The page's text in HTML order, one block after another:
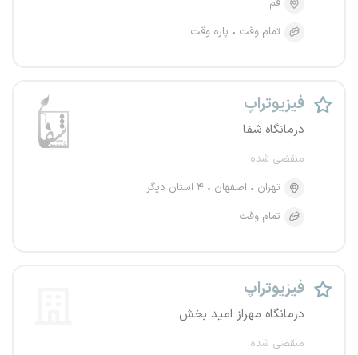
قم
تمام وقت
پاره وقت
فیزیوتراپ
درمانگاه شفا
منقضی شده
تهران
اصفهان
۴ استان دیگر
تمام وقت
فیزیوتراپ
درمانگاه مهراز امید بخش
منقضی شده